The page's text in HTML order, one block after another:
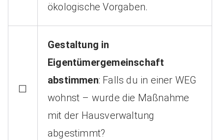
ökologische Vorgaben.
☐
Gestaltung in
Eigentümergemeinschaft
abstimmen: Falls du in einer WEG
wohnst – wurde die Maßnahme
mit der Hausverwaltung
abgestimmt?